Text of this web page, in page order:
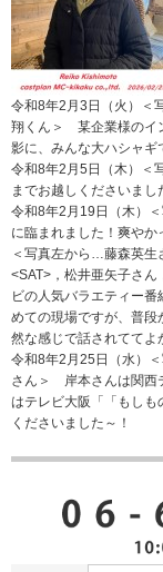
令和8年2月3日（火）＜
翔くん＞ 某企業様のイ
影に、みんな大ハシャギ
令和8年2月5日（木）
までお越しくださいまし
令和8年2月19日（木）
に臨まれました！爽やか
＜写真左から…藤森英生
<SAT>，松井亜矢子さ
ビの人気バラエティー
めての現場ですが、普段
然な感じで話されてて
令和8年2月25日（水）
さん＞ 岸本さんは関西
はテレビ大阪「「もしも
くださいました～！